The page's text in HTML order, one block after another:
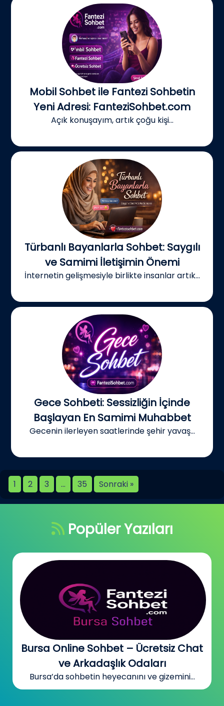
Mobil Sohbet ile Fantezi Sohbetin
Yeni Adresi: FanteziSohbet.com
Açık konuşayım, artık çoğu kişi...
Türbanlı Bayanlarla Sohbet: Saygılı
ve Samimi İletişimin Önemi
İnternetin gelişmesiyle birlikte insanlar artık...
Gece Sohbeti: Sessizliğin İçinde
Başlayan En Samimi Muhabbet
Gecenin ilerleyen saatlerinde şehir yavaş...
1 2 3 … 35 Sonraki »
Popüler Yazıları
Bursa Online Sohbet – Ücretsiz Chat
ve Arkadaşlık Odaları
Bursa’da sohbetin heyecanını ve gizemini...